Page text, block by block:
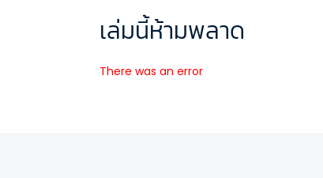
เล่มนี้ห้ามพลาด
There was an error